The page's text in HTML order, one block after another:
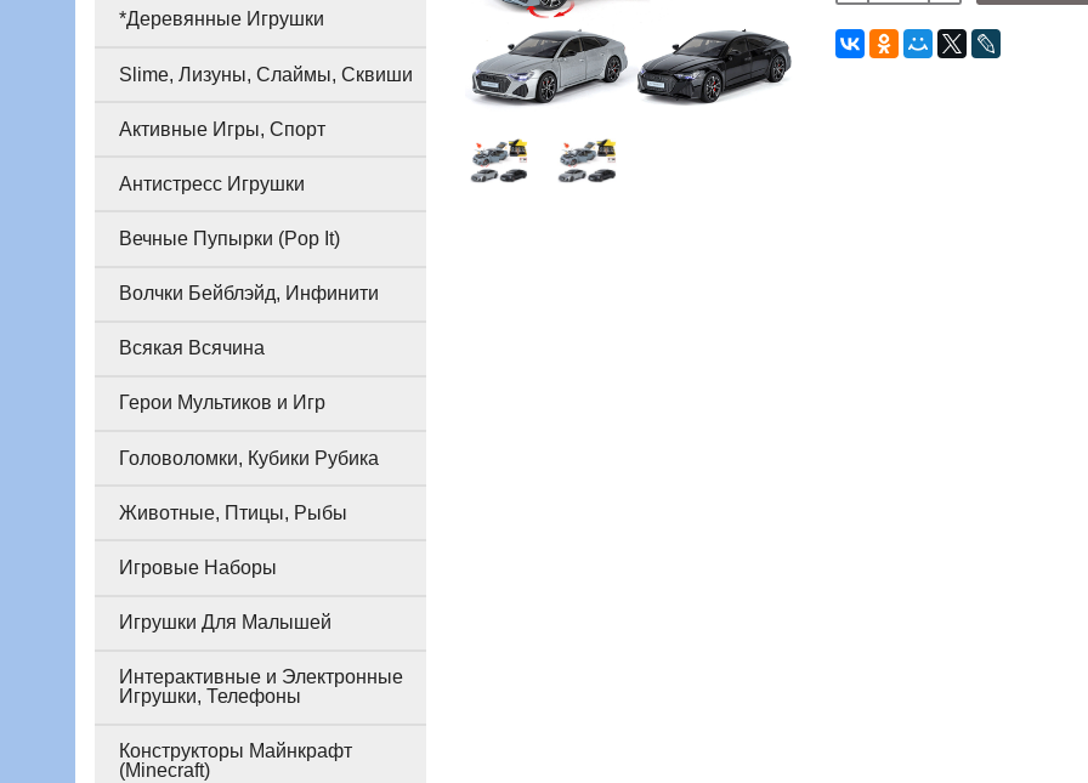
*Деревянные Игрушки
Slime, Лизуны, Слаймы, Сквиши
Активные Игры, Спорт
Антистресс Игрушки
Вечные Пупырки (Pop It)
Волчки Бейблэйд, Инфинити
Всякая Всячина
Герои Мультиков и Игр
Головоломки, Кубики Рубика
Животные, Птицы, Рыбы
Игровые Наборы
Игрушки Для Малышей
Интерактивные и Электронные
Игрушки, Телефоны
Конструкторы Майнкрафт
(Minecraft)